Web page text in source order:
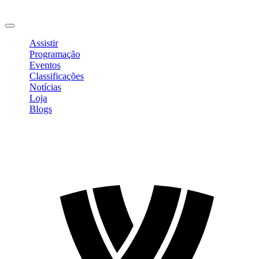
Assistir
Programação
Eventos
Classificações
Notícias
Loja
Blogs